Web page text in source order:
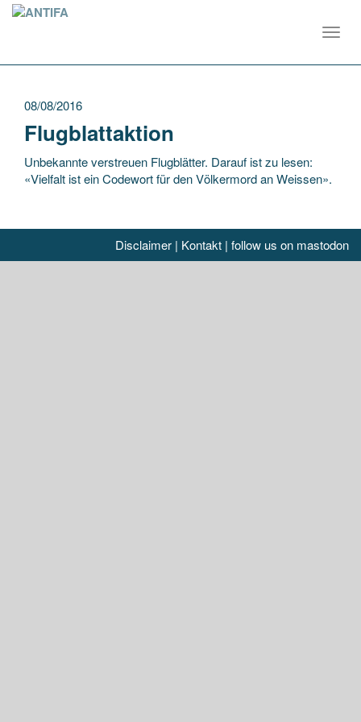
08/08/2016
Flugblattaktion
Unbekannte verstreuen Flugblätter. Darauf ist zu lesen:
«Vielfalt ist ein Codewort für den Völkermord an Weissen».
Disclaimer | Kontakt | follow us on mastodon